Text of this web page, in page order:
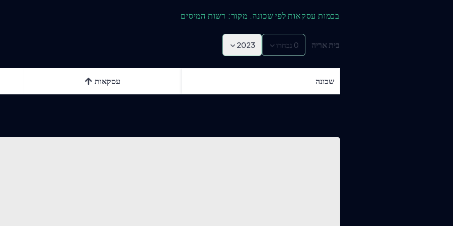
בכמות עסקאות לפי שכונה. מקור: רשות המיסים
2023 0 נבחרו בית אריה
שכונה עסקאות